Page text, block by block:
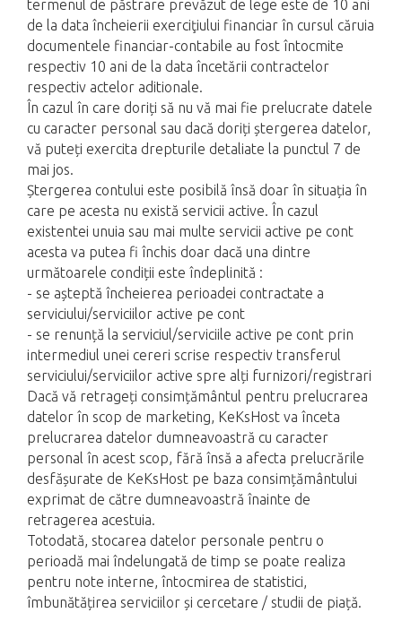
termenul de păstrare prevăzut de lege este de 10 ani
de la data încheierii exerciţiului financiar în cursul căruia
documentele financiar-contabile au fost întocmite
respectiv 10 ani de la data încetării contractelor
respectiv actelor aditionale.
În cazul în care doriți să nu vă mai fie prelucrate datele
cu caracter personal sau dacă doriți ștergerea datelor,
vă puteți exercita drepturile detaliate la punctul 7 de
mai jos.
Ștergerea contului este posibilă însă doar în situația în
care pe acesta nu există servicii active. În cazul
existentei unuia sau mai multe servicii active pe cont
acesta va putea fi închis doar dacă una dintre
următoarele condiții este îndeplinită :
- se așteptă încheierea perioadei contractate a
serviciului/serviciilor active pe cont
- se renunță la serviciul/serviciile active pe cont prin
intermediul unei cereri scrise respectiv transferul
serviciului/serviciilor active spre alți furnizori/registrari
Dacă vă retrageți consimțământul pentru prelucrarea
datelor în scop de marketing, KeKsHost va înceta
prelucrarea datelor dumneavoastră cu caracter
personal în acest scop, fără însă a afecta prelucrările
desfășurate de KeKsHost pe baza consimțământului
exprimat de către dumneavoastră înainte de
retragerea acestuia.
Totodată, stocarea datelor personale pentru o
perioadă mai îndelungată de timp se poate realiza
pentru note interne, întocmirea de statistici,
îmbunătățirea serviciilor și cercetare / studii de piață.